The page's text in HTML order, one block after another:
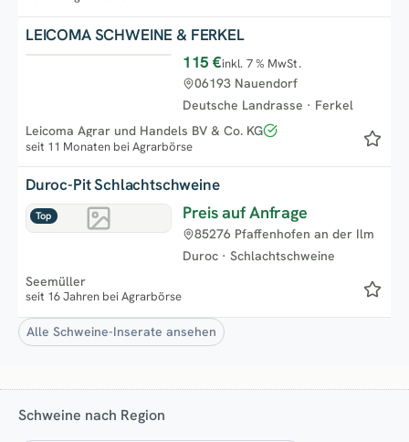
LEICOMA SCHWEINE & FERKEL
115 €inkl. 7 % MwSt.
Deutsche Landrasse · Ferkel
06193 Nauendorf
Leicoma Agrar und Handels BV & Co. KG
seit 11 Monaten bei Agrarbörse
Top
Duroc-Pit Schlachtschweine
Preis auf Anfrage
Duroc · Schlachtschweine
85276 Pfaffenhofen an der Ilm
Seemüller
seit 16 Jahren bei Agrarbörse
Alle Schweine-Inserate ansehen
Schweine nach Region